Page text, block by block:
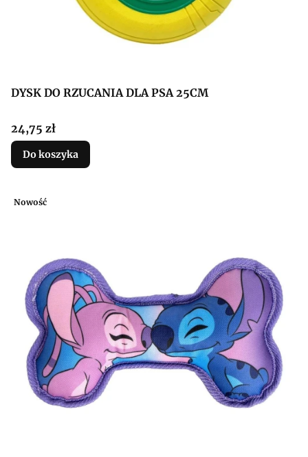
DYSK DO RZUCANIA DLA PSA 25CM
Cena
24,75 zł
Do koszyka
Nowość